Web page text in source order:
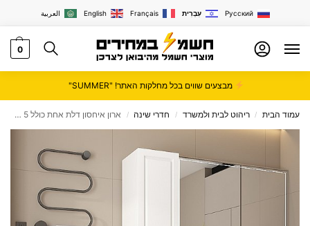
العربية English Français עִבְרִית Русский
0
מבצעים שווים בכל מחלקות האתר! "SUMMER"
עמוד הבית / ריהוט לבית ולמשרד / חדרי שינה / ארון איחסון דלת אחת כולל 5 מדפים גובה 180 סמ צבע לבן דגם מנהטן מבית סטאר שופ STAR SHOP